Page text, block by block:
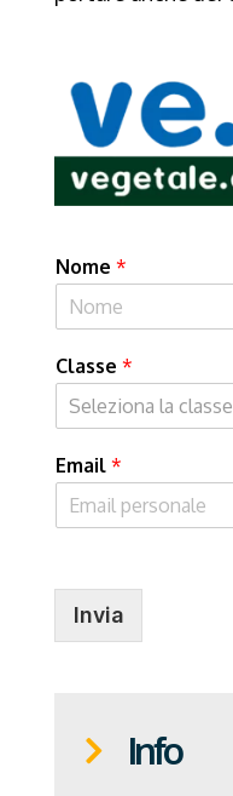
Nome *
Classe *
Seleziona la classe
Email *
Invia
Info